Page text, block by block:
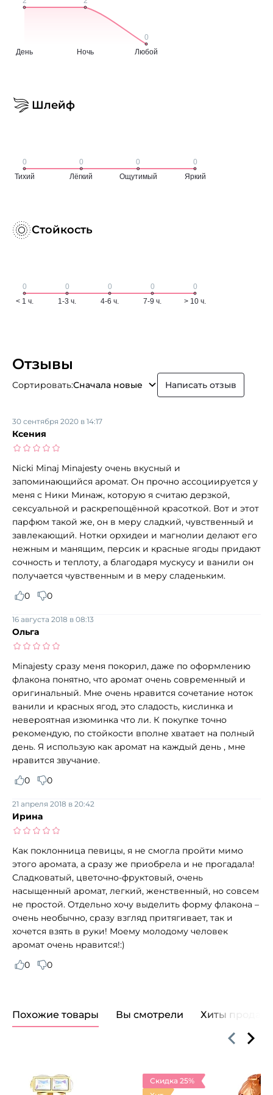
Шлейф
Стойкость
Отзывы
Сортировать:Сначала новые Написать отзыв
Ксения
30 сентября 2020 в 14:17
Nicki Minaj Minajesty очень вкусный и
запоминающийся аромат. Он прочно ассоциируется у
меня с Ники Минаж, которую я считаю дерзкой,
сексуальной и раскрепощённой красоткой. Вот и этот
парфюм такой же, он в меру сладкий, чувственный и
завлекающий. Нотки орхидеи и магнолии делают его
нежным и манящим, персик и красные ягоды придают
сочность и теплоту, а благодаря мускусу и ванили он
получается чувственным и в меру сладеньким.
0
0
Ольга
16 августа 2018 в 08:13
Minajesty сразу меня покорил, даже по оформлению
флакона понятно, что аромат очень современный и
оригинальный. Мне очень нравится сочетание ноток
ванили и красных ягод, это сладость, кислинка и
невероятная изюминка что ли. К покупке точно
рекомендую, по стойкости вполне хватает на полный
день. Я использую как аромат на каждый день , мне
нравится звучание.
0
0
Ирина
21 апреля 2018 в 20:42
Как поклонница певицы, я не смогла пройти мимо
этого аромата, а сразу же приобрела и не прогадала!
Сладковатый, цветочно-фруктовый, очень
насыщенный аромат, легкий, женственный, но совсем
не простой. Отдельно хочу выделить форму флакона –
очень необычно, сразу взгляд притягивает, так и
хочется взять в руки! Моему молодому человек
аромат очень нравится!:)
0
0
Похожие товары Вы смотрели Хиты продаж
Скидка 25%